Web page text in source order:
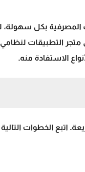
المصرفية بكل
متجر التطبيقات
الاستفادة منه.
الخطوات